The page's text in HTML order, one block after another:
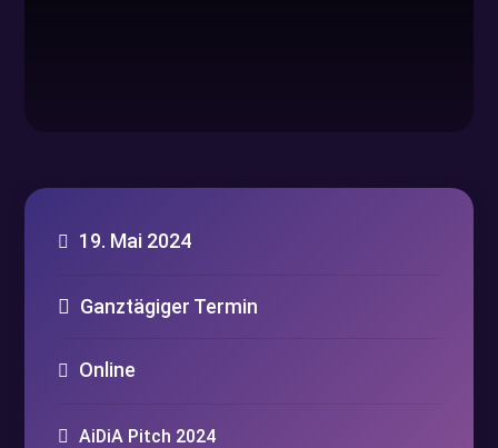
19. Mai 2024
Ganztägiger Termin
Online
AiDiA Pitch 2024